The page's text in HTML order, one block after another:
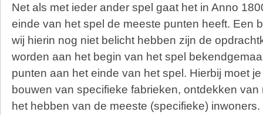
Net als met ieder ander spel gaat het in Anno
einde van het spel de meeste punten heeft. Een
wij hierin nog niet belicht hebben zijn de
worden aan het begin van het spel
punten aan het einde van het spel. Hierbij moet
bouwen van specifieke fabrieken, ontdekken
het hebben van de meeste (specifieke)